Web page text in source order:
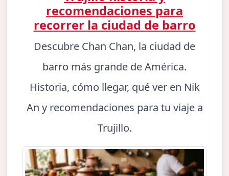
recomendaciones para
recorrer la ciudad de barro
Descubre Chan Chan, la ciudad de
barro más grande de América.
Historia, cómo llegar, qué ver en Nik
An y recomendaciones para tu viaje a
Trujillo.